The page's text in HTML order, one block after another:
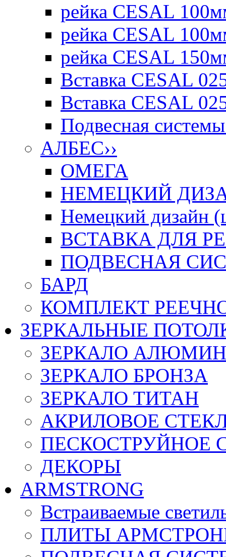
рейка CESAL
рейка CESAL
рейка CESAL
Вставка CESAL
Вставка CESAL
Подвесная
АЛБЕС››
ОМЕГА
НЕМЕЦКИЙ
Немецкий дизайн
ВСТАВКА ДЛЯ
ПОДВЕСНАЯ
БАРД
КОМПЛЕКТ
ЗЕРКАЛЬНЫЕ
ЗЕРКАЛО
ЗЕРКАЛО БРОНЗА
ЗЕРКАЛО ТИТАН
АКРИЛОВОЕ
ПЕСКОСТРУЙНОЕ
ДЕКОРЫ
ARMSTRONG
Встраиваемые
ПЛИТЫ